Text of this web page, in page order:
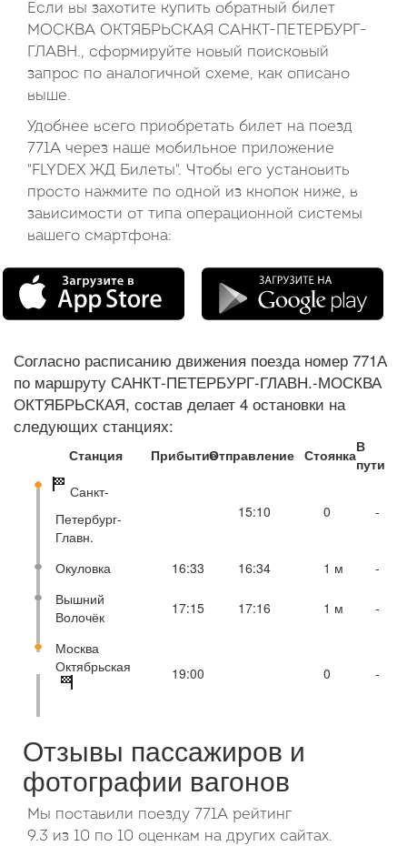
Если вы захотите купить обратный билет
МОСКВА ОКТЯБРЬСКАЯ САНКТ-ПЕТЕРБУРГ-
ГЛАВН., сформируйте новый поисковый
запрос по аналогичной схеме, как описано
выше.
Удобнее всего приобретать билет на поезд
771А через наше мобильное приложение
"FLYDEX ЖД Билеты". Чтобы его установить
просто нажмите по одной из кнопок ниже, в
зависимости от типа операционной системы
вашего смартфона:
Согласно расписанию движения поезда номер 771А
по маршруту САНКТ-ПЕТЕРБУРГ-ГЛАВН.-МОСКВА
ОКТЯБРЬСКАЯ, состав делает 4 остановки на
следующих станциях:
Станция ПрибытиеОтправление СтоянкаВ
пути
Санкт-
Петербург-
Главн.
15:10 0 -
Окуловка 16:33 16:34 1 м
-
Вышний
Волочёк
17:15 17:16 1 м -
Москва
Октябрьская
19:00 0 -
Отзывы пассажиров и
фотографии вагонов
Мы поставили поезду 771А рейтинг
9.3 из 10 по 10 оценкам на других сайтах.